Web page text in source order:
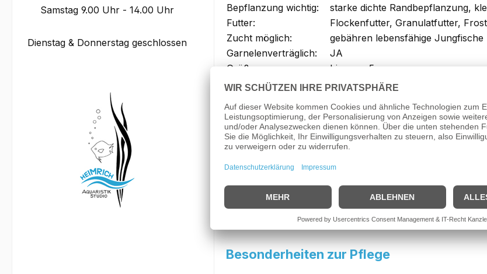
Samstag 9.00 Uhr - 14.00 Uhr
Dienstag & Donnerstag geschlossen
Bepflanzung wichtig:
starke dichte Randbepflanzung,
Futter:
Flockenfutter, Granulatfutter,
Zucht möglich:
gebähren lebensfähige Jungfische
Garnelenverträglich:
JA
Größe:
bis max. 5cm
Bemerkung: Platy Premium Farb-Mix
Bei diesenPlaty Premium Farb-Mixhandelt es sich um
Der Platy, der auch als Spiegelkärpfling bezeichnet wird,
max. 5cm Größe gut in kleineren Aquarien gehalten
können deshalb gut mit anderen Fischen, wie z.B.
und Welsen vergesellschaftet werden! Die
diese Fische auch gut für Anfänger geeignet!
Besonderheiten zur Pflege